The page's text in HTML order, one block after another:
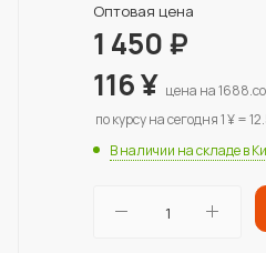
Оптовая цена
1 450₽
116¥ цена на
по курсу на сегодня 1 ¥ =
В наличии на складе в